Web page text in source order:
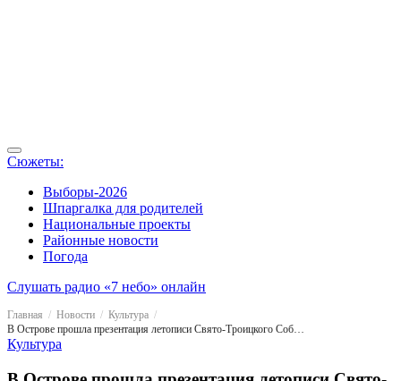
Сюжеты:
Выборы-2026
Шпаргалка для родителей
Национальные проекты
Районные новости
Погода
Слушать радио «7 небо» онлайн
Главная Новости
Культура
В Острове прошла презентация летописи Свято-Троицкого Собора
Культура